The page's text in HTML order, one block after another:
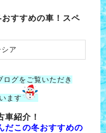
すすめの車！スペ
ア
グをご覧いただき
ます
車紹介！
だこの冬おすすめの